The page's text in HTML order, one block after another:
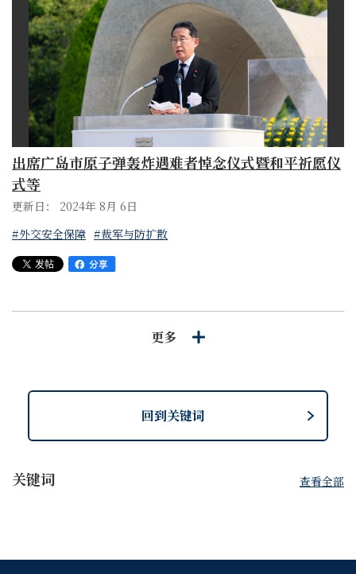
出席广岛市原子弹轰炸遇难者悼念仪式暨和平祈愿仪
式等
更新日： 2024年 8月 6日
#外交安全保障 #裁军与防扩散
更多
关键词 查看全部
回到关键词